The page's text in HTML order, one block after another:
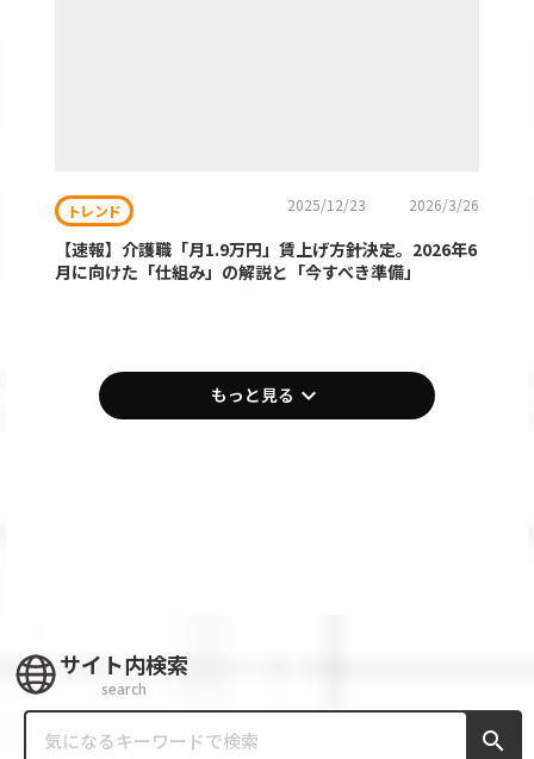
トレンド 2025/12/23 2026/3/26
【速報】介護職「月1.9万円」賃上げ方針決定。2026年6
月に向けた「仕組み」の解説と「今すべき準備」
もっと見る keyboard_arrow_down
サイト内検索
search
search